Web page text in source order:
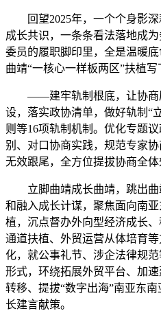
回望2025年，一个个身影深
成长共识，一条条看法落地成
委员的履职脚印里，全是温暖
曲靖“一核心一样板两区”扶植写
——建牢轨制根底，让协商
设，落实政协清单，做好轨制“
则等16项轨制机制。优化专题
别、对口协商实践，规范专家
无效跟尾，全方位提拔协商全体
立脚曲靖成长曲靖，跳出曲
和融入成长计谋，聚焦面向南
植，沉点督办外向型经济成长
通道扶植、外贸运营从体培育
化，就公事礼节、涉企法律规
形式，环绕拓展外贸平台、加
转移、提拔“数字出海”南亚东
长建言献策。